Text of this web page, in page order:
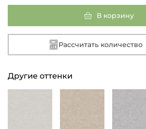
В корзину
Рассчитать количество
Другие оттенки